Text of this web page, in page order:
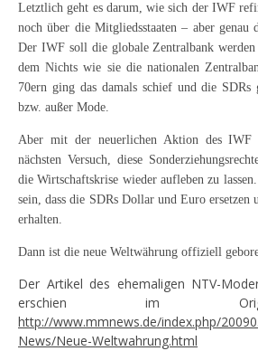
Letztlich geht es darum, wie sich der IWF
noch über die Mitgliedsstaaten – aber genau
Der IWF soll die globale Zentralbank
dem Nichts wie sie die nationalen
70ern ging das damals schief und die SDRs
bzw. außer Mode.
Aber mit der neuerlichen Aktion des IWF
nächsten Versuch, diese
die Wirtschaftskrise wieder aufleben zu
sein, dass die SDRs Dollar und Euro ersetzen
erhalten.
Dann ist die neue Weltwährung offiziell
Der Artikel des ehemaligen NTV-
erschien im
http://www.mmnews.de/index.php/
News/Neue-Weltwahrung.html